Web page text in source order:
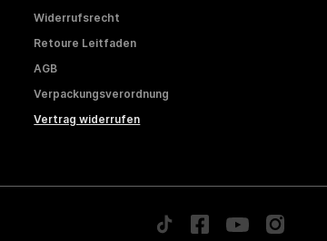
Widerrufsrecht
Retoure Leitfaden
AGB
Verpackungsverordnung
Vertrag widerrufen